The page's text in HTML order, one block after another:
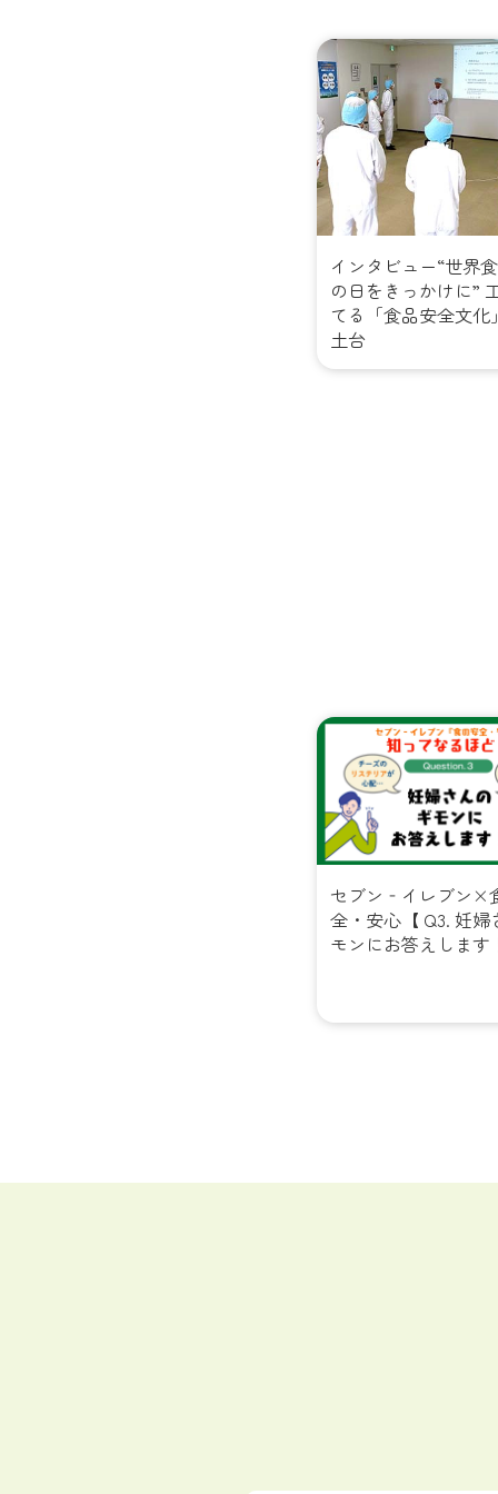
インタビュー“世界
の日をきっかけに”
てる「食品安全文化
土台
セブン‐イレブン×
全・安心【 Q3. 妊婦
モンにお答えします